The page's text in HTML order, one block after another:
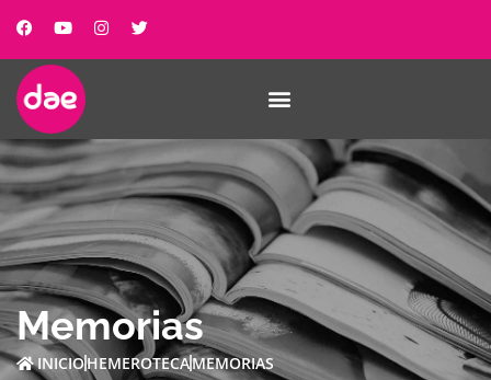
Memorias
INICIOHEMEROTECAMEMORIAS